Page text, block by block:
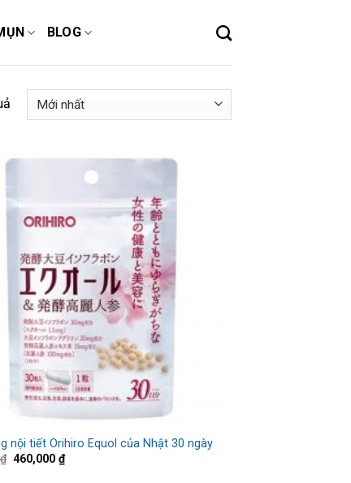
BLOG
nội tiết Orihiro Equol của Nhật 30 ngày
₫ 460,000₫